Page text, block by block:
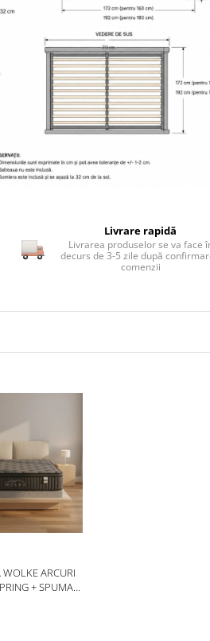
Livrare rapidă
Livrarea produselor se va face
decurs de 3-5 zile după
comenzii
WOLKE ARCURI
+ SPUMA